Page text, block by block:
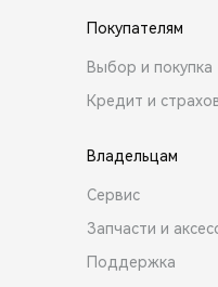
Покупателям
Выбор и покупка
Кредит и
Владельцам
Сервис
Запчасти и
Поддержка